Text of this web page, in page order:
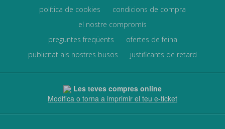
política de cookies
condicions de compra
el nostre compromís
preguntes freqüents
ofertes de feina
publicitat als nostres busos
justificants de retard
Les teves compres online
Modifica o torna a imprimir el teu e-ticket